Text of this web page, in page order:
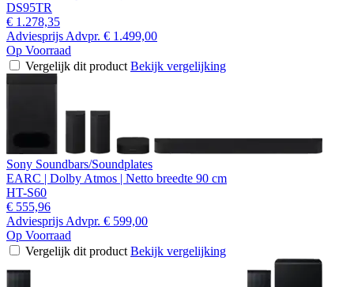
DS95TR
€ 1.278,35
Adviesprijs Advpr. € 1.499,00
Op Voorraad
Vergelijk dit product Bekijk vergelijking
Sony Soundbars/Soundplates
EARC | Dolby Atmos | Netto breedte 90 cm
HT-S60
€ 555,96
Adviesprijs Advpr. € 599,00
Op Voorraad
Vergelijk dit product Bekijk vergelijking